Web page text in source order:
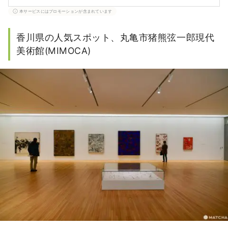
本サービスにはプロモーションが含まれています
香川県の人気スポット、丸亀市猪熊弦一郎現代
美術館(MIMOCA)